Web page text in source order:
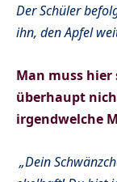
Der Schüler
ihn, den Apfel
Man muss hier
überhaupt
irgendwelche
„Dein